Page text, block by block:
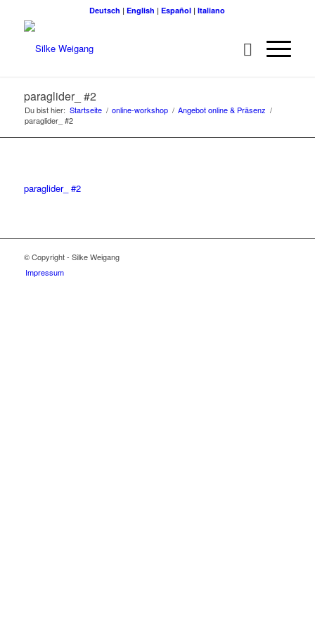
Deutsch |English |Español |Italiano
paraglider_ #2
Du bist hier: Startseite / online-workshop / Angebot online & Präsenz /
paraglider_ #2
paraglider_ #2
© Copyright - Silke Weigang
Impressum